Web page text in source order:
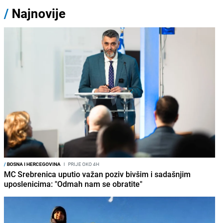
/ Najnovije
/BOSNA I HERCEGOVINA I PRIJE OKO 4H
MC Srebrenica uputio važan poziv bivšim i sadašnjim
uposlenicima: "Odmah nam se obratite"